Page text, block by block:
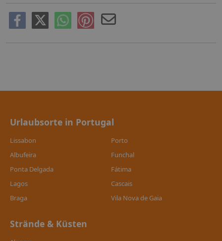
Urlaubsorte in Portugal
Lissabon
Porto
Albufeira
Funchal
Ponta Delgada
Fátima
Lagos
Cascais
Braga
Vila Nova de Gaia
Strände & Küsten